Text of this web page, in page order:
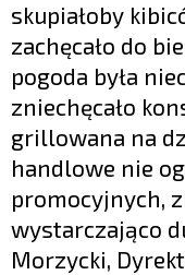
skupiałoby
zachęcało do
pogoda była
zniechęcało
grillowana na
handlowe nie
promocyjnych,
wystarczająco
Morzycki,